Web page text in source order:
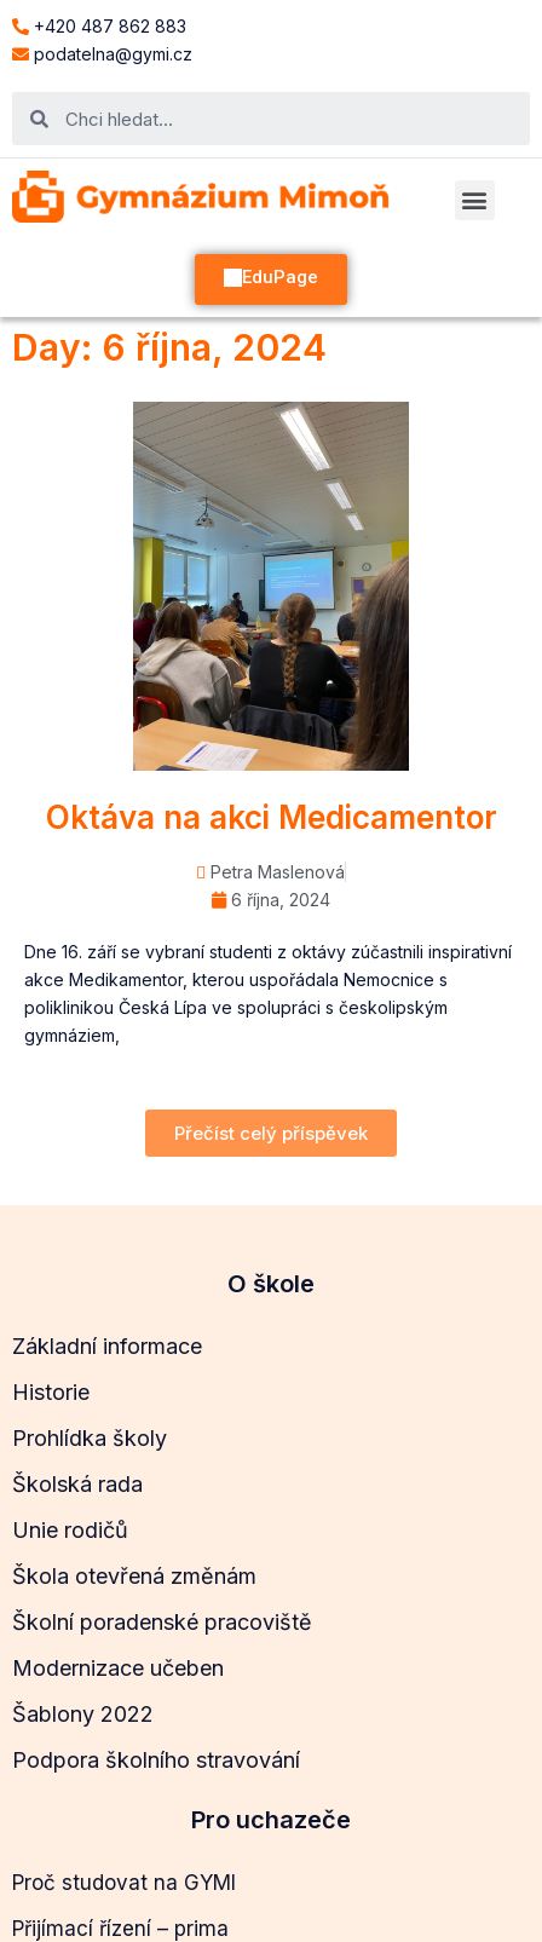
+420 487 862 883
podatelna@gymi.cz
EduPage
Day: 6 října, 2024
Oktáva na akci Medicamentor
Petra Maslenová
6 října, 2024
Dne 16. září se vybraní studenti z oktávy zúčastnili inspirativní
akce Medikamentor, kterou uspořádala Nemocnice s
poliklinikou Česká Lípa ve spolupráci s českolipským
gymnáziem,
Přečíst celý příspěvek
O škole
Základní informace
Historie
Prohlídka školy
Školská rada
Unie rodičů
Škola otevřená změnám
Školní poradenské pracoviště
Modernizace učeben
Šablony 2022
Podpora školního stravování
Pro uchazeče
Proč studovat na GYMI
Přijímací řízení – prima